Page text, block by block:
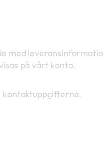
med
på vårt konto.
kontaktuppgifterna.